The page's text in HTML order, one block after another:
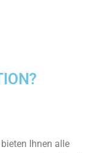
bieten Ihnen alle